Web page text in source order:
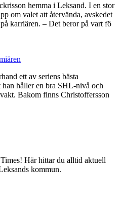
hemma i Leksand. I en stor
om valet att återvända, avskedet
karriären. – Det beror på vart fö
ett av seriens bästa
håller en bra SHL-nivå och
Bakom finns Christoffersson
Här hittar du alltid aktuell
kommun.